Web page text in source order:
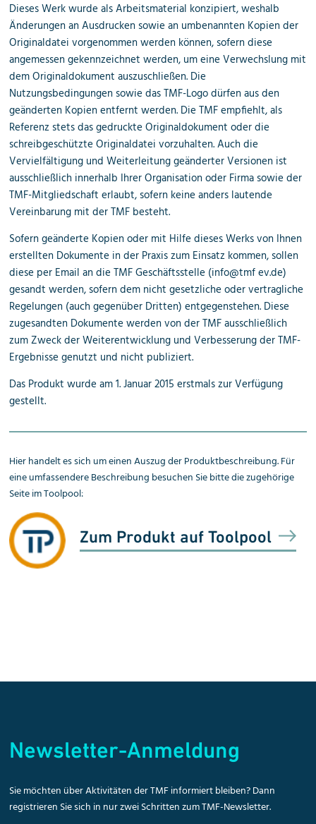
Dieses Werk wurde als Arbeitsmaterial konzipiert, weshalb
Änderungen an Ausdrucken sowie an umbenannten Kopien der
Originaldatei vorgenommen werden können, sofern diese
angemessen gekennzeichnet werden, um eine Verwechslung mit
dem Originaldokument auszuschließen. Die
Nutzungsbedingungen sowie das TMF-Logo dürfen aus den
geänderten Kopien entfernt werden. Die TMF empfiehlt, als
Referenz stets das gedruckte Originaldokument oder die
schreibgeschützte Originaldatei vorzuhalten. Auch die
Vervielfältigung und Weiterleitung geänderter Versionen ist
ausschließlich innerhalb Ihrer Organisation oder Firma sowie der
TMF-Mitgliedschaft erlaubt, sofern keine anders lautende
Vereinbarung mit der TMF besteht.
Sofern geänderte Kopien oder mit Hilfe dieses Werks von Ihnen
erstellten Dokumente in der Praxis zum Einsatz kommen, sollen
diese per Email an die TMF Geschäftsstelle (info@tmf ev.de)
gesandt werden, sofern dem nicht gesetzliche oder vertragliche
Regelungen (auch gegenüber Dritten) entgegenstehen. Diese
zugesandten Dokumente werden von der TMF ausschließlich
zum Zweck der Weiterentwicklung und Verbesserung der TMF-
Ergebnisse genutzt und nicht publiziert.
Das Produkt wurde am 1. Januar 2015 erstmals zur Verfügung
gestellt.
Hier handelt es sich um einen Auszug der Produktbeschreibung. Für
eine umfassendere Beschreibung besuchen Sie bitte die zugehörige
Seite im Toolpool:
Zum Produkt auf Toolpool
Newsletter-Anmeldung
Sie möchten über Aktivitäten der TMF informiert bleiben? Dann
registrieren Sie sich in nur zwei Schritten zum TMF-Newsletter.